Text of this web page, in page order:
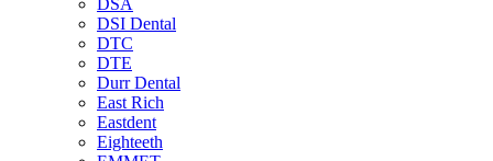
DSA
DSI Dental
DTC
DTE
Durr Dental
East Rich
Eastdent
Eighteeth